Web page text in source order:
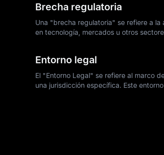
Brecha regulatoria
Una "brecha regulatoria" se refiere a
en tecnología, mercados u otros
Entorno legal
El "Entorno Legal" se refiere al marco
una jurisdicción específica. Este